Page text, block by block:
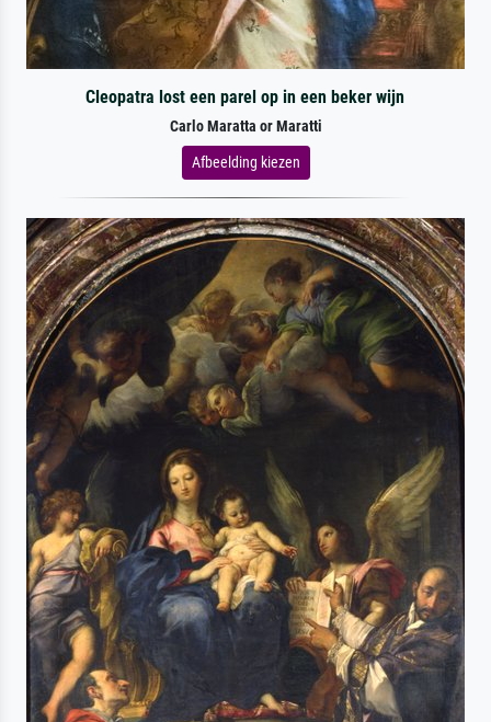
Cleopatra lost een parel op in een beker wijn
Carlo Maratta or Maratti
Afbeelding kiezen